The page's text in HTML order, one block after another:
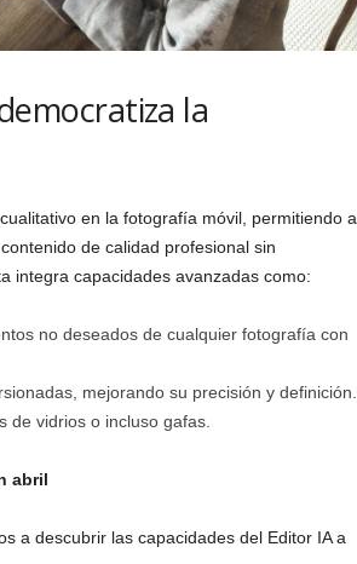
la
en la fotografía móvil, permitiendo a
de calidad profesional sin
integra capacidades avanzadas como:
no deseados de cualquier fotografía con
mejorando su precisión y definición.
de vidrios o incluso gafas.
abril
a descubrir las capacidades del Editor IA a